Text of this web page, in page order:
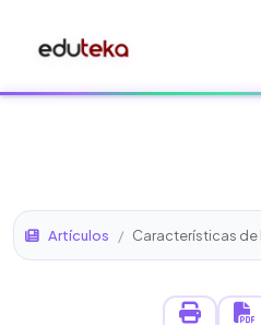
Artículos / Características